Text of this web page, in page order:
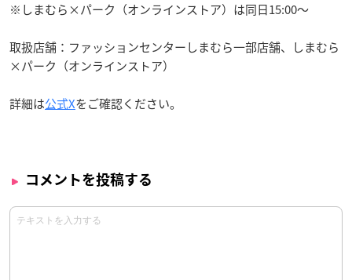
※しまむら×パーク（オンラインストア）は同日15:00〜
取扱店舗：ファッションセンターしまむら一部店舗、しまむら
×パーク（オンラインストア）
詳細は公式Xをご確認ください。
コメントを投稿する